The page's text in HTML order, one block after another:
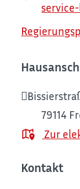
79114
Zur
Kontakt